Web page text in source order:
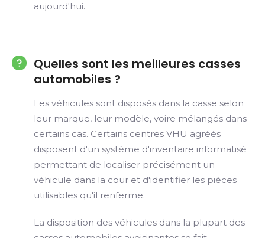
aujourd'hui.
Quelles sont les meilleures casses
automobiles ?
Les véhicules sont disposés dans la casse selon
leur marque, leur modèle, voire mélangés dans
certains cas. Certains centres VHU agréés
disposent d'un système d'inventaire informatisé
permettant de localiser précisément un
véhicule dans la cour et d'identifier les pièces
utilisables qu'il renferme.
La disposition des véhicules dans la plupart des